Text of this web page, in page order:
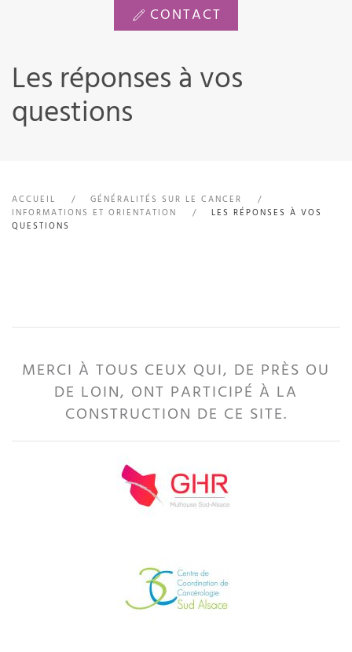
CONTACT
Les réponses à vos
questions
ACCUEIL
GÉNÉRALITÉS SUR LE CANCER
INFORMATIONS ET ORIENTATION
LES RÉPONSES À VOS
QUESTIONS
MERCI À TOUS CEUX QUI, DE PRÈS OU
DE LOIN, ONT PARTICIPÉ À LA
CONSTRUCTION DE CE SITE.